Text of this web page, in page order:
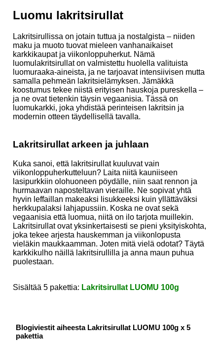
Luomu lakritsirullat
Lakritsirullissa on jotain tuttua ja nostalgista – niiden
maku ja muoto tuovat mieleen vanhanaikaiset
karkkikaupat ja viikonloppuherkut. Nämä
luomulakritsirullat on valmistettu huolella valituista
luomuraaka-aineista, ja ne tarjoavat intensiivisen mutta
samalla pehmeän lakritsielämyksen. Jämäkkä
koostumus tekee niistä erityisen hauskoja pureskella –
ja ne ovat tietenkin täysin vegaanisia. Tässä on
luomukarkki, joka yhdistää perinteisen lakritsin ja
modernin otteen täydellisellä tavalla.
Lakritsirullat arkeen ja juhlaan
Kuka sanoi, että lakritsirullat kuuluvat vain
viikonloppuherkutteluun? Laita niitä kauniiseen
lasipurkkiin olohuoneen pöydälle, niin saat rennon ja
hurmaavan naposteltavan vieraille. Ne sopivat yhtä
hyvin leffaillan makeaksi lisukkeeksi kuin yllättäväksi
herkkupalaksi lahjapussiin. Koska ne ovat sekä
vegaanisia että luomua, niitä on ilo tarjota muillekin.
Lakritsirullat ovat yksinkertaisesti se pieni yksityiskohta,
joka tekee arjesta hauskemman ja viikonlopusta
vieläkin maukkaamman. Joten mitä vielä odotat? Täytä
karkkikulho näillä lakritsirullilla ja anna maun puhua
puolestaan.
Sisältää 5 pakettia: Lakritsirullat LUOMU 100g
Blogiviestit aiheesta Lakritsirullat LUOMU 100g x 5
pakettia